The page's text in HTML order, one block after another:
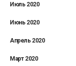
Июль 2020
Июнь 2020
Апрель 2020
Март 2020